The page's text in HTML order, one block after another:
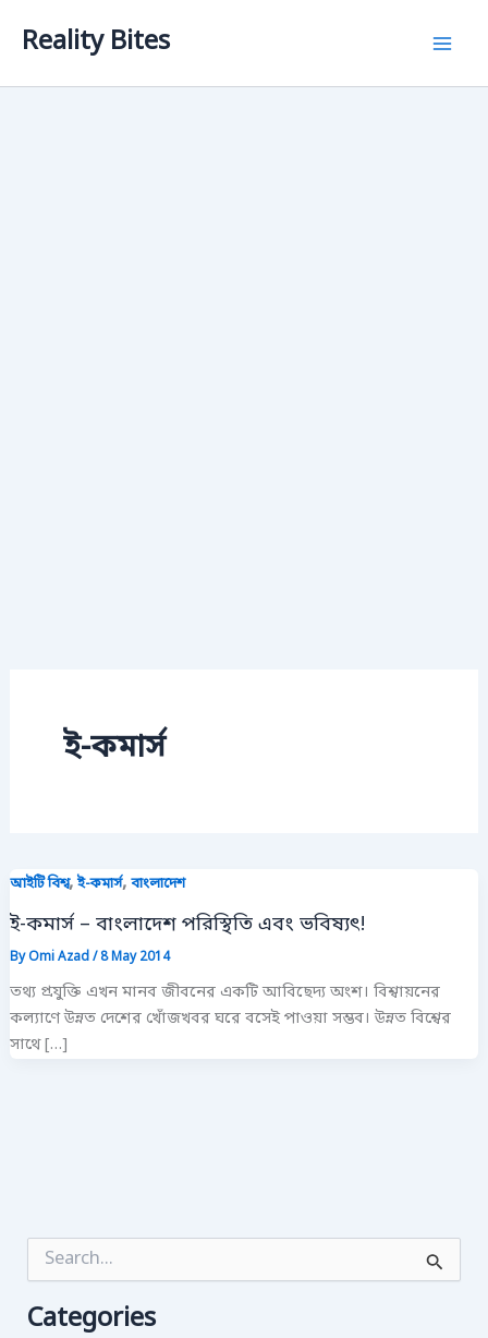
Reality Bites
ই-কমার্স
আইটি বিশ্ব,ই-কমার্স, বাংলাদেশ
ই-কমার্স – বাংলাদেশ পরিস্থিতি এবং ভবিষ্যৎ!
ByOmi Azad/8 May 2014
তথ্য প্রযুক্তি এখন মানব জীবনের একটি আবিছেদ্য অংশ। বিশ্বায়নের
কল্যাণে উন্নত দেশের খোঁজখবর ঘরে বসেই পাওয়া সম্ভব। উন্নত বিশ্বের
সাথে […]
rCategories